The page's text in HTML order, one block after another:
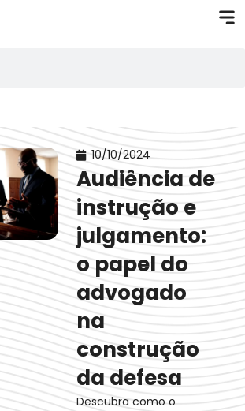
10/10/2024
Audiência de
instrução e
julgamento:
o papel do
advogado
na
construção
da defesa
Descubra como o